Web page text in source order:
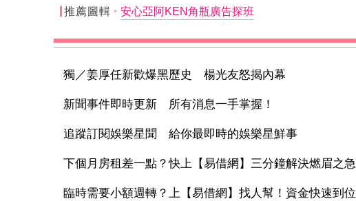
推薦圖輯 安心亞阿KEN角瓶廣告探班
獨／姜厚任新歡爆黑歷史 楊光友怒揭內幕
新聞事件即時更新 所有消息一手掌握！
追蹤訂閱娛樂星聞 給你最即時的娛樂星鮮事
下個月房租差一點？快上【易借網】三分鐘解決燃眉之急
臨時需要小額週轉？上【易借網】找人幫！資金快速到位